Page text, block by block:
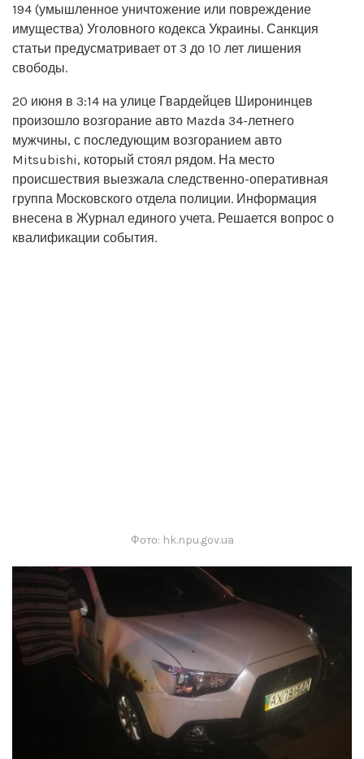
194 (умышленное уничтожение или повреждение
имущества) Уголовного кодекса Украины. Санкция
статьи предусматривает от 3 до 10 лет лишения
свободы.
20 июня в 3:14 на улице Гвардейцев Широнинцев
произошло возгорание авто Mazda 34-летнего
мужчины, с последующим возгоранием авто
Mitsubishi, который стоял рядом. На место
происшествия выезжала следственно-оперативная
группа Московского отдела полиции. Информация
внесена в Журнал единого учета. Решается вопрос о
квалификации события.
Фото: hk.npu.gov.ua